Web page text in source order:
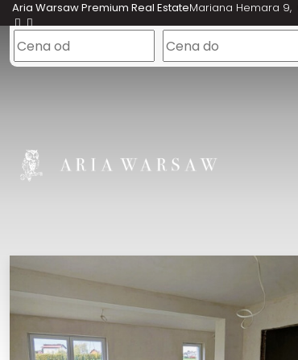
Aria Warsaw Premium Real EstateMariana Hemara 9